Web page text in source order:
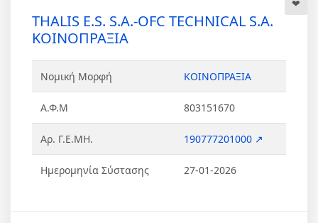
THALIS E.S. S.A.-OFC TECHNICAL S.A.
ΚΟΙΝΟΠΡΑΞΙΑ
Νομική Μορφή ΚΟΙΝΟΠΡΑΞΙΑ
Α.Φ.Μ 803151670
Αρ. Γ.Ε.ΜΗ. 190777201000 ↗
Ημερομηνία Σύστασης 27-01-2026